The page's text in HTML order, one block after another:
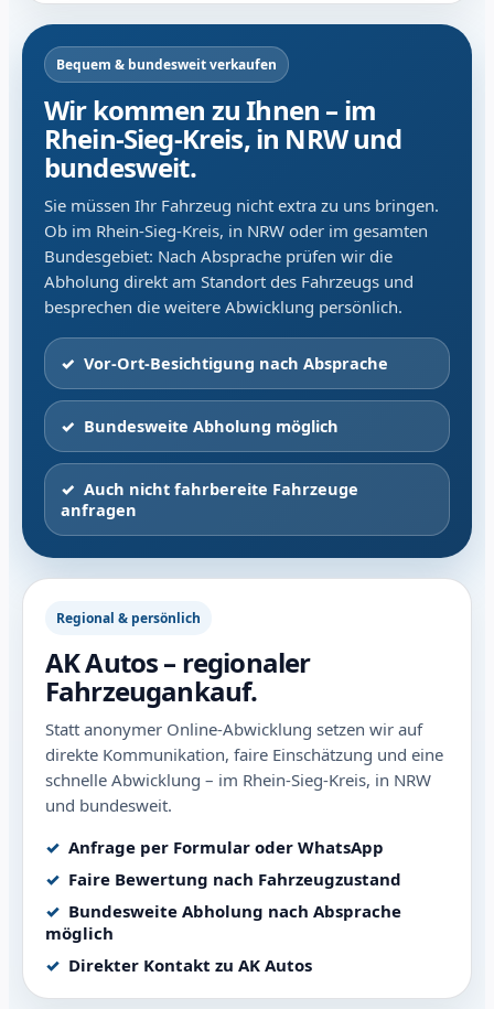
Bequem & bundesweit verkaufen
Wir kommen zu Ihnen – im
Rhein-Sieg-Kreis, in NRW und
bundesweit.
Sie müssen Ihr Fahrzeug nicht extra zu uns bringen.
Ob im Rhein-Sieg-Kreis, in NRW oder im gesamten
Bundesgebiet: Nach Absprache prüfen wir die
Abholung direkt am Standort des Fahrzeugs und
besprechen die weitere Abwicklung persönlich.
Vor-Ort-Besichtigung nach Absprache
Bundesweite Abholung möglich
Auch nicht fahrbereite Fahrzeuge
anfragen
Regional & persönlich
AK Autos – regionaler
Fahrzeugankauf.
Statt anonymer Online-Abwicklung setzen wir auf
direkte Kommunikation, faire Einschätzung und eine
schnelle Abwicklung – im Rhein-Sieg-Kreis, in NRW
und bundesweit.
Anfrage per Formular oder WhatsApp
Faire Bewertung nach Fahrzeugzustand
Bundesweite Abholung nach Absprache
möglich
Direkter Kontakt zu AK Autos